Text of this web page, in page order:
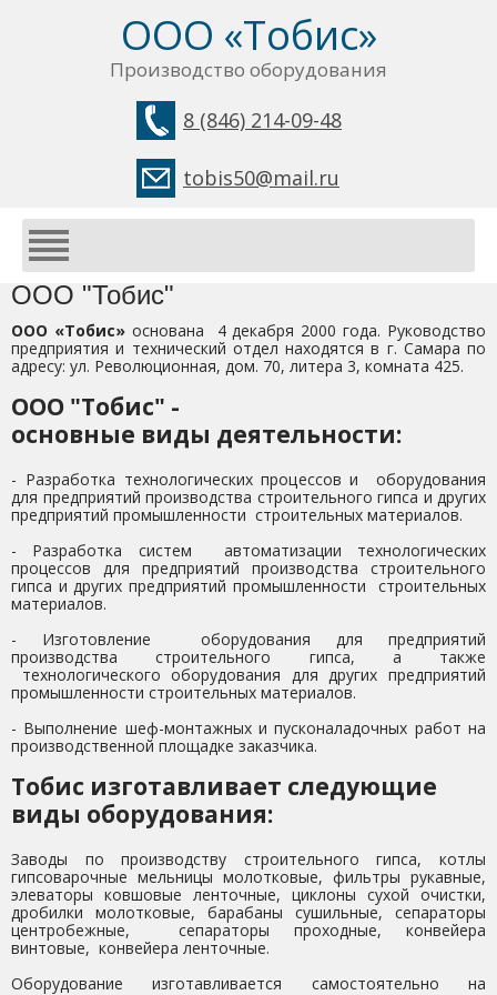
ООО «Тобис»
Производство оборудования
8 (846) 214-09-48
tobis50@mail.ru
ООО "Тобис"
ООО «Тобис»основана 4 декабря 2000 года. Руководство
предприятия и технический отдел находятся в г. Самара по
адресу: ул. Революционная, дом. 70, литера 3, комната 425.
ООО "Тобис" -
основные виды деятельности:
- Разработка технологических процессов и оборудования
для предприятий производства строительного гипса и других
предприятий промышленности строительных материалов.
- Разработка систем автоматизации технологических
процессов для предприятий производства строительного
гипса и других предприятий промышленности строительных
материалов.
- Изготовление оборудования для предприятий
производства строительного гипса, а также
технологического оборудования для других предприятий
промышленности строительных материалов.
- Выполнение шеф-монтажных и пусконаладочных работ на
производственной площадке заказчика.
Тобис изготавливает следующие
виды оборудования:
Заводы по производству строительного гипса, котлы
гипсоварочные мельницы молотковые, фильтры рукавные,
элеваторы ковшовые ленточные, циклоны сухой очистки,
дробилки молотковые, барабаны сушильные, сепараторы
центробежные, сепараторы проходные, конвейера
винтовые, конвейера ленточные.
Оборудование изготавливается самостоятельно на